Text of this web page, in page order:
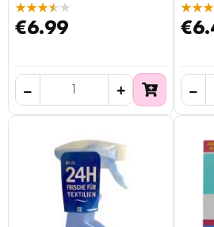
★★★★★
€6.99